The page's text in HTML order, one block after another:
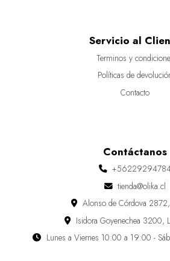
Servicio al
Terminos y
Políticas de
Contacto
Contáctanos
tienda@olika.cl
Alonso de Córdova
Isidora Goyenechea 3200,
Lunes a Viernes 10:00 a 19:00 -